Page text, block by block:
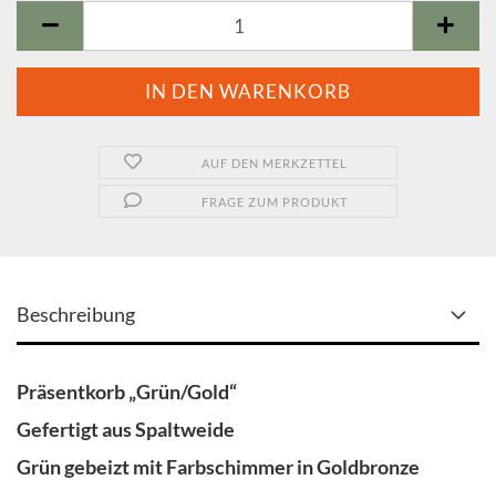
AUF DEN MERKZETTEL
FRAGE ZUM PRODUKT
Beschreibung
Präsentkorb „Grün/Gold“
Gefertigt aus Spaltweide
Grün gebeizt mit Farbschimmer in Goldbronze